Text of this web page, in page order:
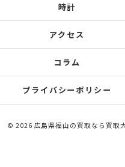
時計
アクセス
コラム
プライバシーポリシー
© 2026 広島県福山の買取なら買取